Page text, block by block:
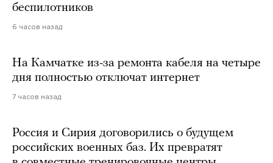
беспилотников
6 часов назад
На Камчатке из-за ремонта кабеля на четыре
дня полностью отключат интернет
7 часов назад
Россия и Сирия договорились о будущем
российских военных баз. Их превратят